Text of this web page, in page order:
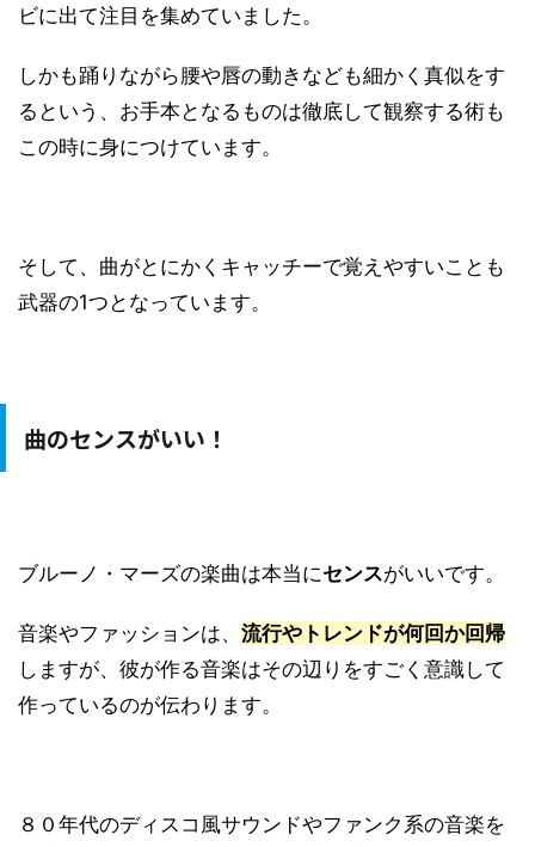
ビに出て注目を集めていました。
しかも踊りながら腰や唇の動きなども細かく真似をす
るという、お手本となるものは徹底して観察する術も
この時に身につけています。
そして、曲がとにかくキャッチーで覚えやすいことも
武器の1つとなっています。
曲のセンスがいい！
ブルーノ・マーズの楽曲は本当にセンスがいいです。
音楽やファッションは、 流行やトレンドが何回か回帰
しますが、彼が作る音楽はその辺りをすごく意識して
作っているのが伝わります。
８０年代のディスコ風サウンドやファンク系の音楽を